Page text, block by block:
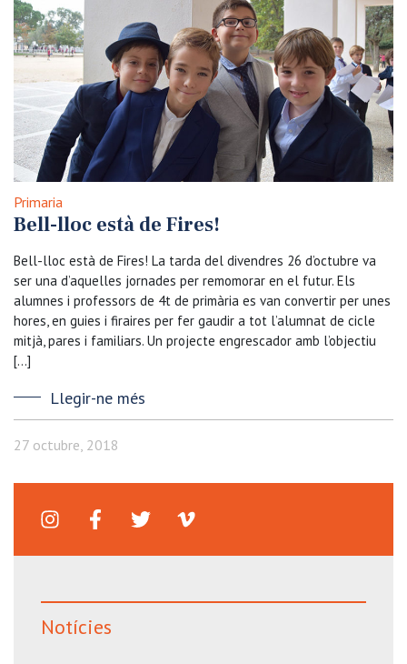
Primaria
Bell-lloc està de Fires!
Bell-lloc està de Fires! La tarda del divendres 26 d’octubre va
ser una d’aquelles jornades per remomorar en el futur. Els
alumnes i professors de 4t de primària es van convertir per unes
hores, en guies i firaires per fer gaudir a tot l’alumnat de cicle
mitjà, pares i familiars. Un projecte engrescador amb l’objectiu
[…]
Llegir-ne més
27 octubre, 2018
Notícies